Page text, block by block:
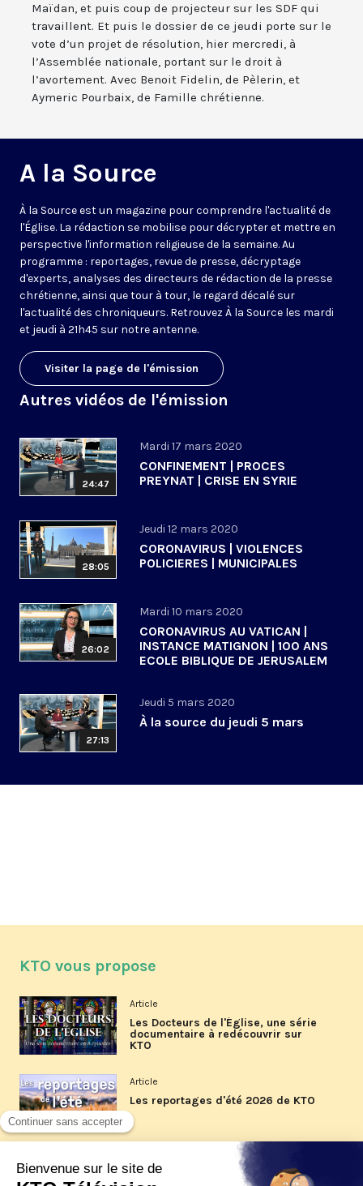
Maïdan, et puis coup de projecteur sur les SDF qui
travaillent. Et puis le dossier de ce jeudi porte sur le
vote d’un projet de résolution, hier mercredi, à
l’Assemblée nationale, portant sur le droit à
l’avortement. Avec Benoit Fidelin, de Pèlerin, et
Aymeric Pourbaix, de Famille chrétienne.
A la Source
À la Source est un magazine pour comprendre l'actualité de
l'Église. La rédaction se mobilise pour décrypter et mettre en
perspective l'information religieuse de la semaine. Au
programme : reportages, revue de presse, décryptage
d'experts, analyses des directeurs de rédaction de la presse
chrétienne, ainsi que tour à tour, le regard décalé sur
l'actualité des chroniqueurs. Retrouvez À la Source les mardi
et jeudi à 21h45 sur notre antenne.
Visiter la page de l'émission
Autres vidéos de l'émission
24:47
Mardi 17 mars 2020
CONFINEMENT | PROCES
PREYNAT | CRISE EN SYRIE
28:05
Jeudi 12 mars 2020
CORONAVIRUS | VIOLENCES
POLICIERES | MUNICIPALES
26:02
Mardi 10 mars 2020
CORONAVIRUS AU VATICAN |
INSTANCE MATIGNON | 100 ANS
ECOLE BIBLIQUE DE JERUSALEM
27:13
Jeudi 5 mars 2020
À la source du jeudi 5 mars
KTO vous propose
Article
Les Docteurs de l'Église, une série
documentaire à redécouvrir sur
KTO
Article
Les reportages d'été 2026 de KTO
La visite pastorale du pape Léon